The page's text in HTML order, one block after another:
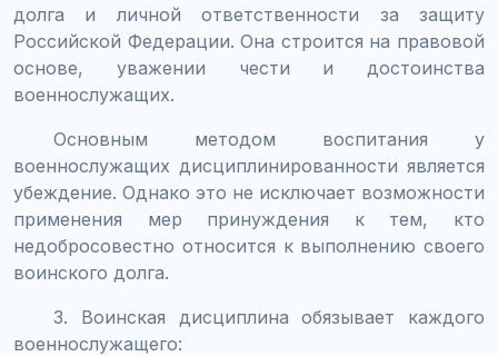
долга и личной ответственности за защиту
Российской Федерации. Она строится на правовой
основе, уважении чести и достоинства
военнослужащих.
Основным методом воспитания у
военнослужащих дисциплинированности является
убеждение. Однако это не исключает возможности
применения мер принуждения к тем, кто
недобросовестно относится к выполнению своего
воинского долга.
3. Воинская дисциплина обязывает каждого
военнослужащего: